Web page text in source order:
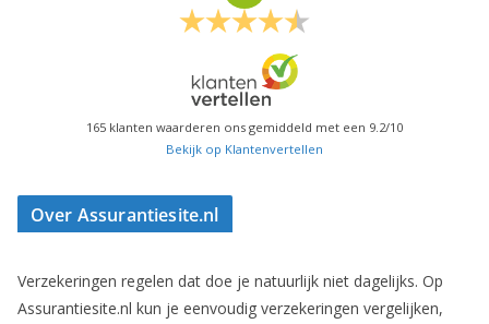
165 klanten waarderen ons gemiddeld met een 9.2/10
Bekijk op Klantenvertellen
Over Assurantiesite.nl
Verzekeringen regelen dat doe je natuurlijk niet dagelijks. Op
Assurantiesite.nl kun je eenvoudig verzekeringen vergelijken,